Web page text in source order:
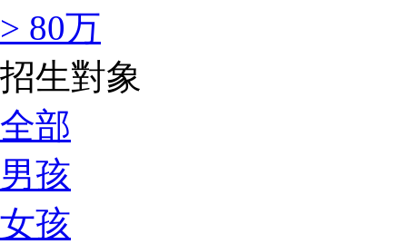
> 80万
招生對象
全部
男孩
女孩